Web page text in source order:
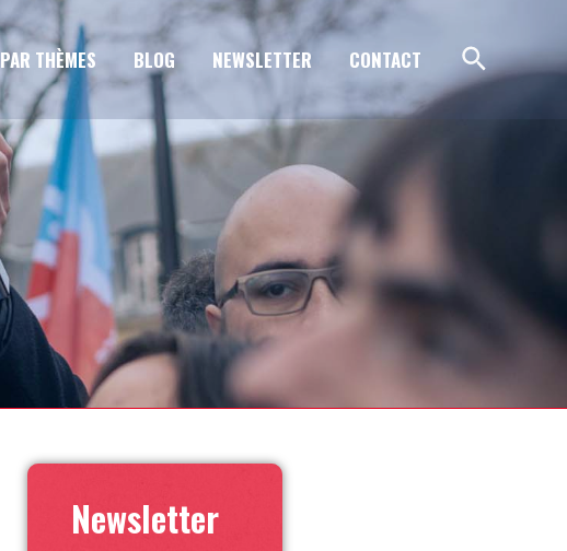
PAR THÈMES BLOG NEWSLETTER CONTACT
Newsletter